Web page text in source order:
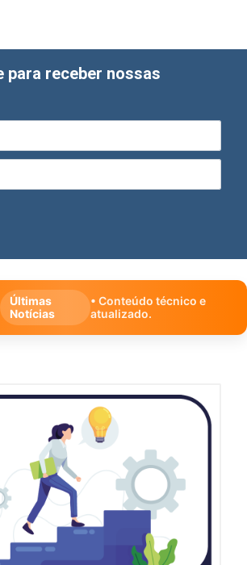
para receber nossas
Últimas
Notícias
• Conteúdo técnico e
atualizado.